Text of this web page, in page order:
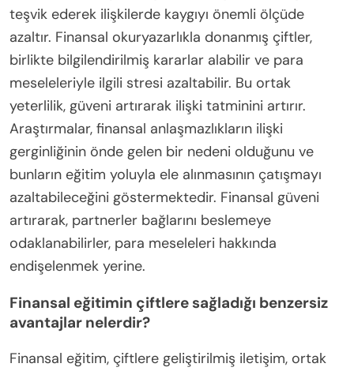
teşvik ederek ilişkilerde kaygıyı önemli ölçüde
azaltır. Finansal okuryazarlıkla donanmış çiftler,
birlikte bilgilendirilmiş kararlar alabilir ve para
meseleleriyle ilgili stresi azaltabilir. Bu ortak
yeterlilik, güveni artırarak ilişki tatminini artırır.
Araştırmalar, finansal anlaşmazlıkların ilişki
gerginliğinin önde gelen bir nedeni olduğunu ve
bunların eğitim yoluyla ele alınmasının çatışmayı
azaltabileceğini göstermektedir. Finansal güveni
artırarak, partnerler bağlarını beslemeye
odaklanabilirler, para meseleleri hakkında
endişelenmek yerine.
Finansal eğitimin çiftlere sağladığı benzersiz
avantajlar nelerdir?
Finansal eğitim, çiftlere geliştirilmiş iletişim, ortak